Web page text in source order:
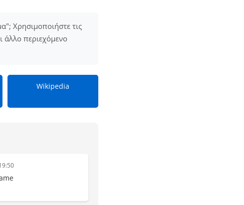
Χρησιμοποιήστε τις
άλλο περιεχόμενο
Wikipedia